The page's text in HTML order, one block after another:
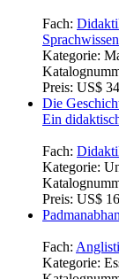
Fach:
Kategorie:
Preis: US$
Die
Ein
Fach:
Kategorie:
Preis: US$
Fach:
Kategorie: